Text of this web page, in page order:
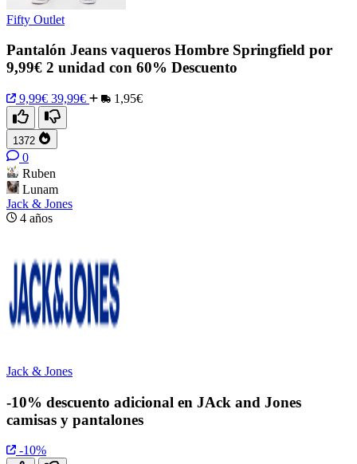
Fifty Outlet
Pantalón Jeans vaqueros Hombre Springfield por
9,99€ 2 unidad con 60% Descuento
9,99€ 39,99€ 1,95€
1372
0
Ruben
Lunam
Jack & Jones
4 años
Jack & Jones
-10% descuento adicional en JAck and Jones
camisas y pantalones
-10%